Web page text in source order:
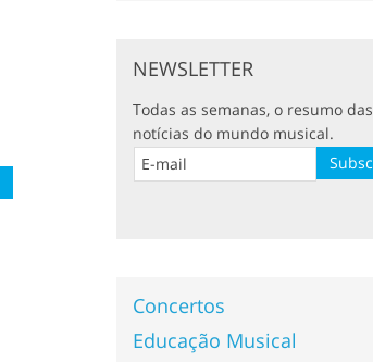
NEWSLETTER
Todas as semanas, o resumo das
notícias do mundo musical.
Concertos
Educação Musical